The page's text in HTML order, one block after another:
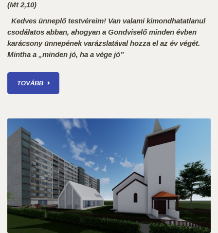
(Mt 2,10)
Kedves ünneplő testvéreim! Van valami kimondhatatlanul
csodálatos abban, ahogyan a Gondviselő minden évben
karácsony ünnepének varázslatával hozza el az év végét.
Mintha a „minden jó, ha a vége jó”
TOVÁBB